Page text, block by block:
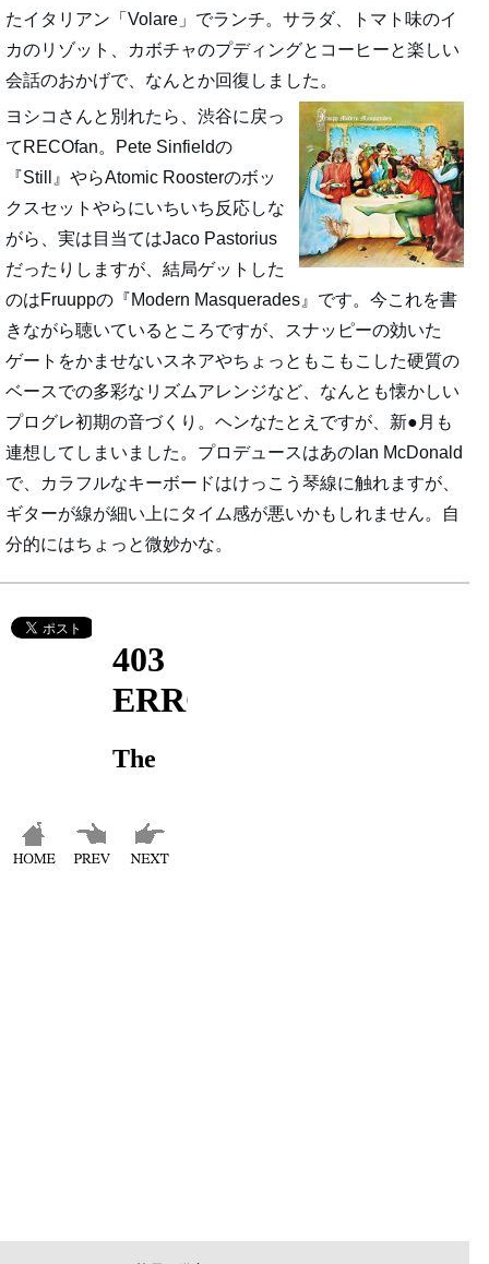
たイタリアン「Volare」でランチ。サラダ、トマト味のイ
カのリゾット、カボチャのプディングとコーヒーと楽しい
会話のおかげで、なんとか回復しました。
ヨシコさんと別れたら、渋谷に戻っ
てRECOfan。Pete Sinfieldの
『Still』やらAtomic Roosterのボッ
クスセットやらにいちいち反応しな
がら、実は目当てはJaco Pastorius
だったりしますが、結局ゲットした
のはFruuppの『Modern Masquerades』です。今これを書
きながら聴いているところですが、スナッピーの効いた
ゲートをかませないスネアやちょっともこもこした硬質の
ベースでの多彩なリズムアレンジなど、なんとも懐かしい
プログレ初期の音づくり。ヘンなたとえですが、新●月も
連想してしまいました。プロデュースはあのIan McDonald
で、カラフルなキーボードはけっこう琴線に触れますが、
ギターが線が細い上にタイム感が悪いかもしれません。自
分的にはちょっと微妙かな。